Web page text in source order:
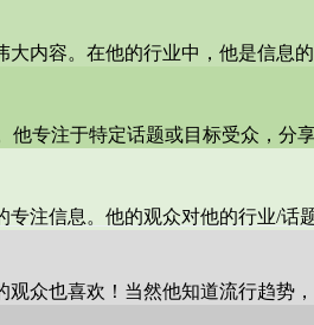
罗纳尔多的个人生活、
极参与帖子，寻求点
地区，对足球感兴趣但
35.2%
加密货币诈骗。
大内容。在他的行业中，他是信
他专注于特定话题或目标受众，
专注信息。他的观众对他的行业/
观众也喜欢！当然他知道流行趋势